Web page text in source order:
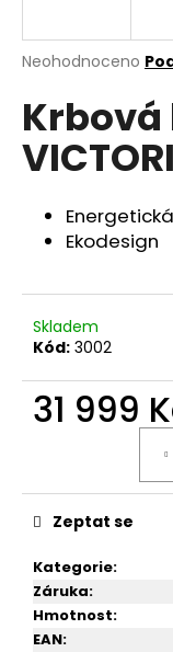
Průměrné
produktu
je
0,0
z
hvězdiček.
Neohodnoceno
Ekodesign
Skladem
Kód: 3002
31 999
Kategorie:
Záruka:
Hmotnost:
EAN:
Zeptat se
j
t
?
D
o
p
o
č
u
e
m
e